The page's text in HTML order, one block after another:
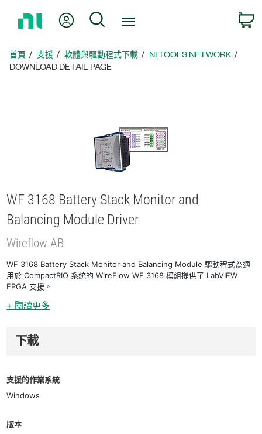
頁
我的帳號 搜尋
首頁 支援 軟體與驅動程式下載
NI TOOLS NETWORK
DOWNLOAD DETAIL PAGE
WF 3168 Battery Stack Monitor and
Balancing Module Driver
Wireflow AB
WF 3168 Battery Stack Monitor and Balancing Module 驅動程式為適
用於 CompactRIO 系統的 WireFlow WF 3168 模組提供了 LabVIEW
FPGA 支援。
+ 閱讀更多
下載
支援的作業系統
Windows
版本